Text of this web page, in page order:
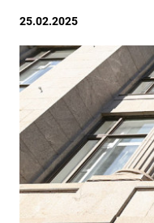
25.02.2025